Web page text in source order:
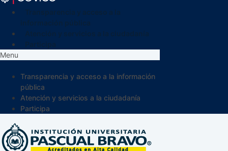
Menu
Transparencia y acceso a la información
pública
Atención y servicios a la ciudadanía
Participa